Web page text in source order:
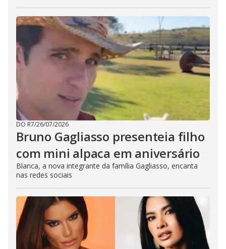
DO R7/26/07/2026
Bruno Gagliasso presenteia filho
com mini alpaca em aniversário
Blanca, a nova integrante da família Gagliasso, encanta
nas redes sociais